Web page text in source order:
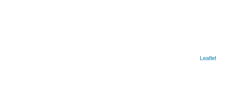
Leaflet